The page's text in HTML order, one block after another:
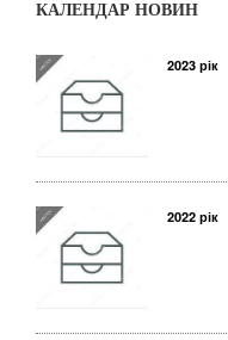
КАЛЕНДАР НОВИН
2023 рік
2022 рік